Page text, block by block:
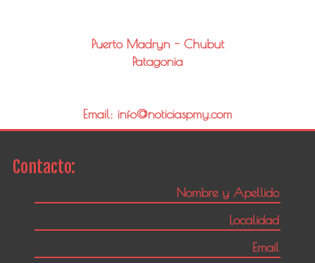
Puerto Madryn - Chubut
Patagonia
Email: info@noticiaspmy.com
Contacto: